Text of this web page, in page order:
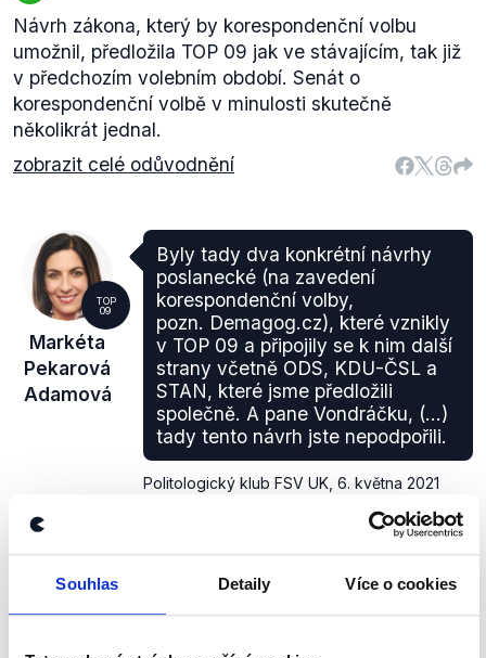
Souhlas Detaily Více o cookies
Návrh zákona, který by korespondenční volbu
umožnil, předložila TOP 09 jak ve stávajícím, tak již
v předchozím volebním období. Senát o
korespondenční volbě v minulosti skutečně
několikrát jednal.
zobrazit celé odůvodnění
TOP
09
Markéta
Pekarová
Adamová
Byly tady dva konkrétní návrhy
poslanecké (na zavedení
korespondenční volby,
pozn. Demagog.cz), které vznikly
v TOP 09 a připojily se k nim další
strany včetně ODS, KDU-ČSL a
STAN, které jsme předložili
společně. A pane Vondráčku, (...)
tady tento návrh jste nepodpořili.
Politologický klub FSV UK 6. května 2021